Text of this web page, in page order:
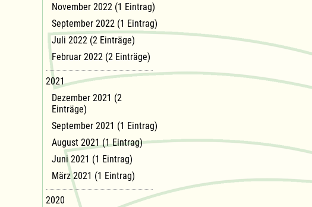
November 2022 (1 Eintrag)
September 2022 (1 Eintrag)
Juli 2022 (2 Einträge)
Februar 2022 (2 Einträge)
2021
Dezember 2021 (2
Einträge)
September 2021 (1 Eintrag)
August 2021 (1 Eintrag)
Juni 2021 (1 Eintrag)
März 2021 (1 Eintrag)
2020